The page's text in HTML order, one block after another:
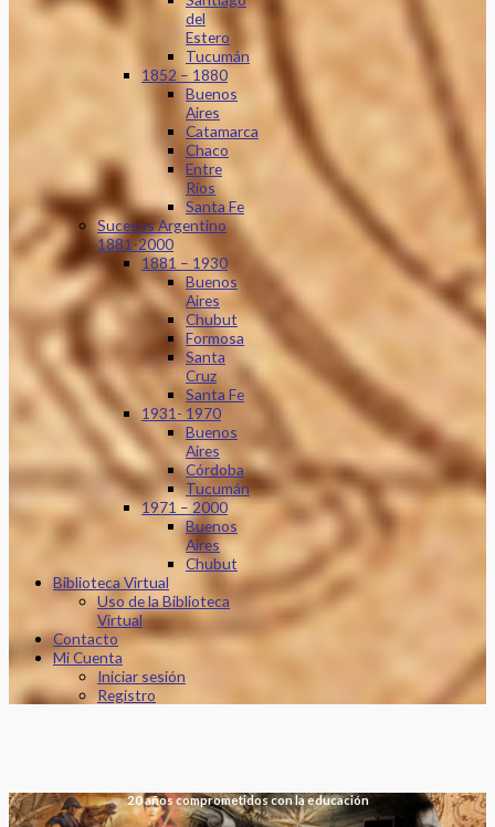
del
Estero
Tucumán
1852 – 1880
Buenos
Aires
Catamarca
Chaco
Entre
Ríos
Santa Fe
Sucesos Argentino
1881-2000
1881 – 1930
Buenos
Aires
Chubut
Formosa
Santa
Cruz
Santa Fe
1931- 1970
Buenos
Aires
Córdoba
Tucumán
1971 – 2000
Buenos
Aires
Chubut
Biblioteca Virtual
Uso de la Biblioteca
Virtual
Contacto
Mi Cuenta
Iniciar sesión
Registro
20 años comprometidos con la educación